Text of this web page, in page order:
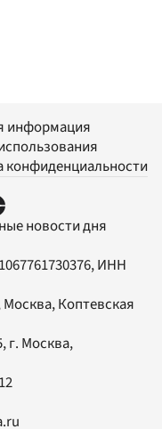
информация
конфиденциальности
новости дня
ИНН
Коптевская
, г. Москва,